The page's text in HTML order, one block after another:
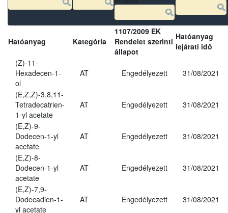
Hatóanyag Kategória
1107/2009 EK
Rendelet szerinti
állapot
Hatóanyag
lejárati idő
(Z)-11-
Hexadecen-1-
ol
AT Engedélyezett 31/08/2021
(E,Z,Z)-3,8,11-
Tetradecatrien-
1-yl acetate
AT Engedélyezett 31/08/2021
(E,Z)-9-
Dodecen-1-yl
acetate
AT Engedélyezett 31/08/2021
(E,Z)-8-
Dodecen-1-yl
acetate
AT Engedélyezett 31/08/2021
(E,Z)-7,9-
Dodecadien-1-
yl acetate
AT Engedélyezett 31/08/2021